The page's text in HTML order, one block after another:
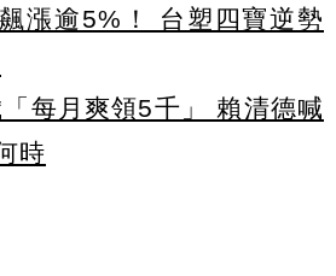
漲逾5%！ 台塑四寶逆勢
每月爽領5千」 賴清德喊
時